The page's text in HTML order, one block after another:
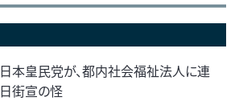
日本皇民党が、都内社会福祉法人に連
日街宣の怪